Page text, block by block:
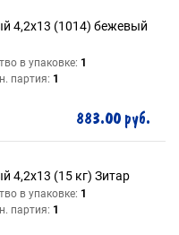
4,2х13 (1014) бежевый
в упаковке: 1
партия: 1
883.00 руб.
4,2х13 (15 кг) Зитар
в упаковке: 1
партия: 1